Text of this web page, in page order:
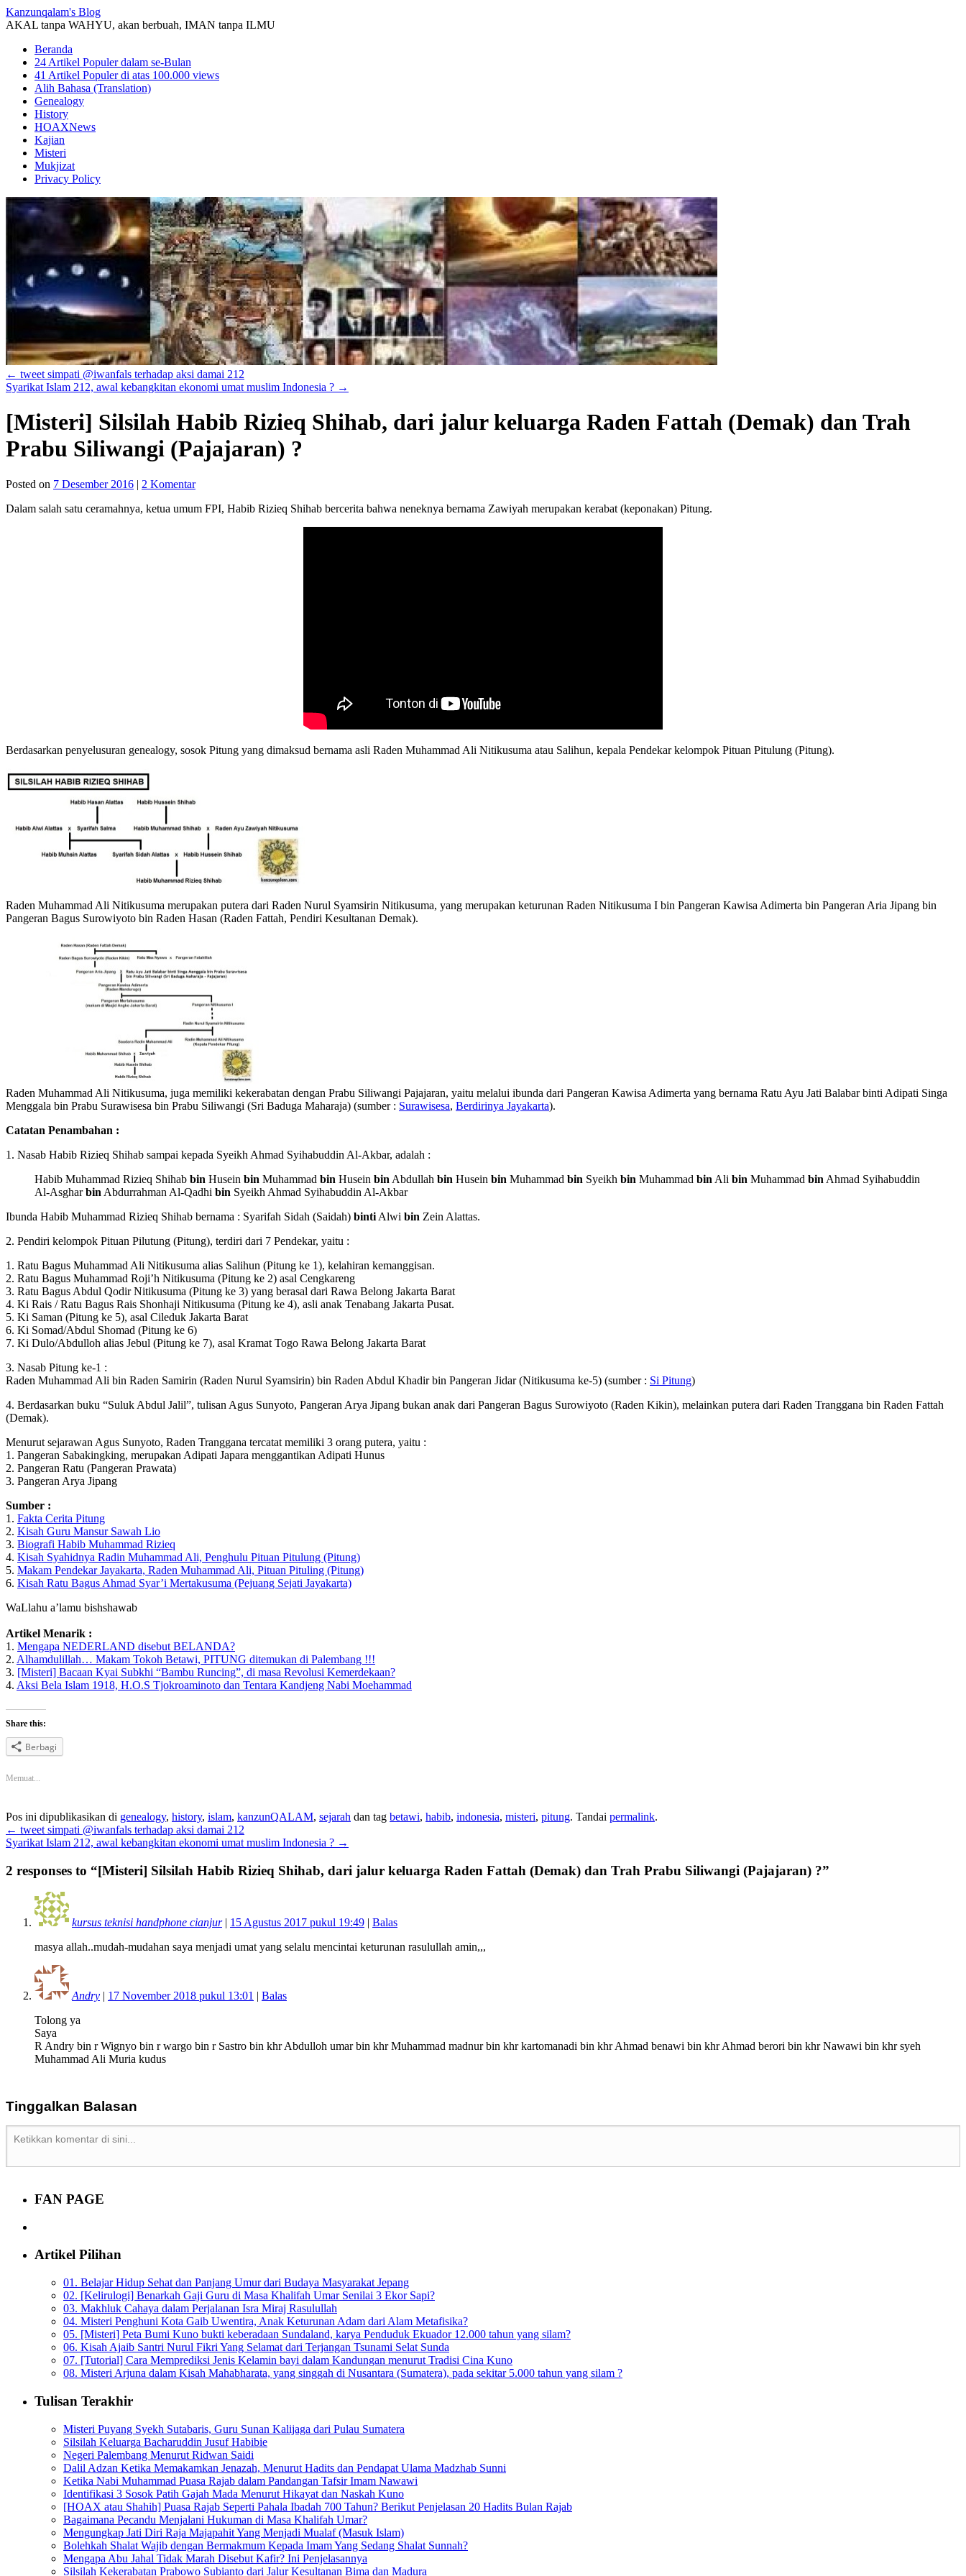
Kanzunqalam's Blog
AKAL tanpa WAHYU, akan berbuah, IMAN tanpa ILMU
Beranda
24 Artikel Populer dalam se-Bulan
41 Artikel Populer di atas 100.000 views
Alih Bahasa (Translation)
Genealogy
History
HOAXNews
Kajian
Misteri
Mukjizat
Privacy Policy
← tweet simpati @iwanfals terhadap aksi damai 212
Syarikat Islam 212, awal kebangkitan ekonomi umat muslim Indonesia ? →
[Misteri] Silsilah Habib Rizieq Shihab, dari jalur keluarga Raden Fattah (Demak) dan Trah
Prabu Siliwangi (Pajajaran) ?
Posted on 7 Desember 2016 | 2 Komentar
Dalam salah satu ceramahnya, ketua umum FPI, Habib Rizieq Shihab bercerita bahwa neneknya bernama Zawiyah merupakan kerabat (keponakan) Pitung.
Berdasarkan penyelusuran genealogy, sosok Pitung yang dimaksud bernama asli Raden Muhammad Ali Nitikusuma atau Salihun, kepala Pendekar kelompok Pituan Pitulung (Pitung).
Raden Muhammad Ali Nitikusuma merupakan putera dari Raden Nurul Syamsirin Nitikusuma, yang merupakan keturunan Raden Nitikusuma I bin Pangeran Kawisa Adimerta bin Pangeran Aria Jipang bin
Pangeran Bagus Surowiyoto bin Raden Hasan (Raden Fattah, Pendiri Kesultanan Demak).
Raden Muhammad Ali Nitikusuma, juga memiliki kekerabatan dengan Prabu Siliwangi Pajajaran, yaitu melalui ibunda dari Pangeran Kawisa Adimerta yang bernama Ratu Ayu Jati Balabar binti Adipati Singa
Menggala bin Prabu Surawisesa bin Prabu Siliwangi (Sri Baduga Maharaja) (sumber : Surawisesa, Berdirinya Jayakarta).
Catatan Penambahan :
1. Nasab Habib Rizieq Shihab sampai kepada Syeikh Ahmad Syihabuddin Al-Akbar, adalah :
Habib Muhammad Rizieq Shihab bin Husein bin Muhammad bin Husein bin Abdullah bin Husein bin Muhammad bin Syeikh bin Muhammad bin Ali bin Muhammad bin Ahmad Syihabuddin
Al-Asgharbin Abdurrahman Al-Qadhi bin Syeikh Ahmad Syihabuddin Al-Akbar
Ibunda Habib Muhammad Rizieq Shihab bernama : Syarifah Sidah (Saidah) binti Alwi bin Zein Alattas.
2. Pendiri kelompok Pituan Pilutung (Pitung), terdiri dari 7 Pendekar, yaitu :
1. Ratu Bagus Muhammad Ali Nitikusuma alias Salihun (Pitung ke 1), kelahiran kemanggisan.
2. Ratu Bagus Muhammad Roji’h Nitikusuma (Pitung ke 2) asal Cengkareng
3. Ratu Bagus Abdul Qodir Nitikusuma (Pitung ke 3) yang berasal dari Rawa Belong Jakarta Barat
4. Ki Rais / Ratu Bagus Rais Shonhaji Nitikusuma (Pitung ke 4), asli anak Tenabang Jakarta Pusat.
5. Ki Saman (Pitung ke 5), asal Cileduk Jakarta Barat
6. Ki Somad/Abdul Shomad (Pitung ke 6)
7. Ki Dulo/Abdulloh alias Jebul (Pitung ke 7), asal Kramat Togo Rawa Belong Jakarta Barat
3. Nasab Pitung ke-1 :
Raden Muhammad Ali bin Raden Samirin (Raden Nurul Syamsirin) bin Raden Abdul Khadir bin Pangeran Jidar (Nitikusuma ke-5) (sumber : Si Pitung)
4. Berdasarkan buku “Suluk Abdul Jalil”, tulisan Agus Sunyoto, Pangeran Arya Jipang bukan anak dari Pangeran Bagus Surowiyoto (Raden Kikin), melainkan putera dari Raden Tranggana bin Raden Fattah
(Demak).
Menurut sejarawan Agus Sunyoto, Raden Tranggana tercatat memiliki 3 orang putera, yaitu :
1. Pangeran Sabakingking, merupakan Adipati Japara menggantikan Adipati Hunus
2. Pangeran Ratu (Pangeran Prawata)
3. Pangeran Arya Jipang
Sumber :
1. Fakta Cerita Pitung
2. Kisah Guru Mansur Sawah Lio
3. Biografi Habib Muhammad Rizieq
4. Kisah Syahidnya Radin Muhammad Ali, Penghulu Pituan Pitulung (Pitung)
5. Makam Pendekar Jayakarta, Raden Muhammad Ali, Pituan Pituling (Pitung)
6. Kisah Ratu Bagus Ahmad Syar’i Mertakusuma (Pejuang Sejati Jayakarta)
WaLlahu a’lamu bishshawab
Artikel Menarik :
1. Mengapa NEDERLAND disebut BELANDA?
2. Alhamdulillah… Makam Tokoh Betawi, PITUNG ditemukan di Palembang !!!
3. [Misteri] Bacaan Kyai Subkhi “Bambu Runcing”, di masa Revolusi Kemerdekaan?
4. Aksi Bela Islam 1918, H.O.S Tjokroaminoto dan Tentara Kandjeng Nabi Moehammad
Share this:
Berbagi
Memuat...
Pos ini dipublikasikan di genealogy, history, islam, kanzunQALAM, sejarah dan tag betawi, habib, indonesia, misteri, pitung. Tandai permalink.
← tweet simpati @iwanfals terhadap aksi damai 212
Syarikat Islam 212, awal kebangkitan ekonomi umat muslim Indonesia ? →
2 responses to “[Misteri] Silsilah Habib Rizieq Shihab, dari jalur keluarga Raden Fattah (Demak) dan Trah Prabu Siliwangi (Pajajaran) ?”
kursus teknisi handphone cianjur | 15 Agustus 2017 pukul 19:49 | Balas
masya allah..mudah-mudahan saya menjadi umat yang selalu mencintai keturunan rasulullah amin,,,
Andry | 17 November 2018 pukul 13:01 | Balas
Tolong ya
Saya
R Andry bin r Wignyo bin r wargo bin r Sastro bin khr Abdulloh umar bin khr Muhammad madnur bin khr kartomanadi bin khr Ahmad benawi bin khr Ahmad berori bin khr Nawawi bin khr syeh
Muhammad Ali Muria kudus
Tinggalkan Balasan
FAN PAGE
Artikel Pilihan
01. Belajar Hidup Sehat dan Panjang Umur dari Budaya Masyarakat Jepang
02. [Kelirulogi] Benarkah Gaji Guru di Masa Khalifah Umar Senilai 3 Ekor Sapi?
03. Makhluk Cahaya dalam Perjalanan Isra Miraj Rasulullah
04. Misteri Penghuni Kota Gaib Uwentira, Anak Keturunan Adam dari Alam Metafisika?
05. [Misteri] Peta Bumi Kuno bukti keberadaan Sundaland, karya Penduduk Ekuador 12.000 tahun yang silam?
06. Kisah Ajaib Santri Nurul Fikri Yang Selamat dari Terjangan Tsunami Selat Sunda
07. [Tutorial] Cara Memprediksi Jenis Kelamin bayi dalam Kandungan menurut Tradisi Cina Kuno
08. Misteri Arjuna dalam Kisah Mahabharata, yang singgah di Nusantara (Sumatera), pada sekitar 5.000 tahun yang silam ?
Tulisan Terakhir
Misteri Puyang Syekh Sutabaris, Guru Sunan Kalijaga dari Pulau Sumatera
Silsilah Keluarga Bacharuddin Jusuf Habibie
Negeri Palembang Menurut Ridwan Saidi
Dalil Adzan Ketika Memakamkan Jenazah, Menurut Hadits dan Pendapat Ulama Madzhab Sunni
Ketika Nabi Muhammad Puasa Rajab dalam Pandangan Tafsir Imam Nawawi
Identifikasi 3 Sosok Patih Gajah Mada Menurut Hikayat dan Naskah Kuno
[HOAX atau Shahih] Puasa Rajab Seperti Pahala Ibadah 700 Tahun? Berikut Penjelasan 20 Hadits Bulan Rajab
Bagaimana Pecandu Menjalani Hukuman di Masa Khalifah Umar?
Mengungkap Jati Diri Raja Majapahit Yang Menjadi Mualaf (Masuk Islam)
Bolehkah Shalat Wajib dengan Bermakmum Kepada Imam Yang Sedang Shalat Sunnah?
Mengapa Abu Jahal Tidak Marah Disebut Kafir? Ini Penjelasannya
Silsilah Kekerabatan Prabowo Subianto dari Jalur Kesultanan Bima dan Madura